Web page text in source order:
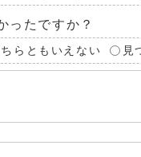
ったですか？
ちらともいえない 見